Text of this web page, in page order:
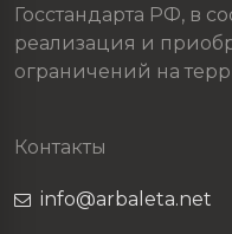
Госстандарта РФ, в
реализация и
ограничений на
Контакты
info@arbaleta.net